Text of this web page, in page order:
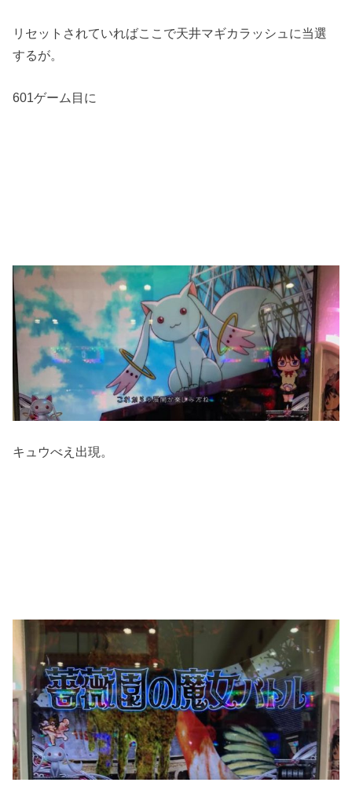
リセットされていればここで天井マギカラッシュに当選
するが。
601ゲーム目に
キュウべえ出現。